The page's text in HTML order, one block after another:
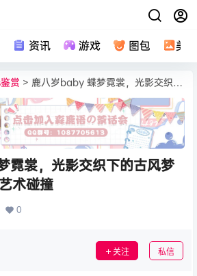
资讯 游戏 图包 美
赏 > 鹿八岁baby 蝶梦霓裳，光影交织下的古风梦境与时尚写真的艺术碰撞
霓裳，光影交织下的古风梦
术碰撞
0
关注 私信